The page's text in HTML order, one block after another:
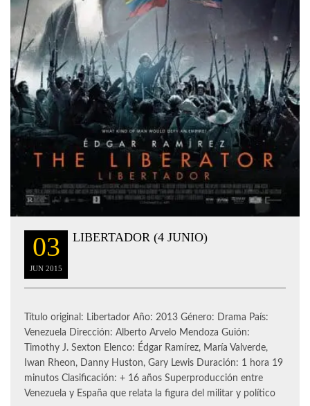
03
JUN 2015
LIBERTADOR (4 JUNIO)
Título original: Libertador Año: 2013 Género: Drama País:
Venezuela Dirección: Alberto Arvelo Mendoza Guión:
Timothy J. Sexton Elenco: Édgar Ramírez, María Valverde,
Iwan Rheon, Danny Huston, Gary Lewis Duración: 1 hora 19
minutos Clasificación: + 16 años Superproducción entre
Venezuela y España que relata la figura del militar y político